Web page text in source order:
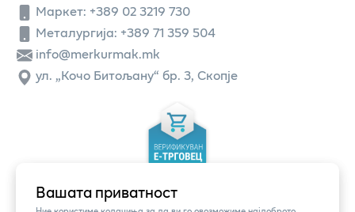
Вашата приватност
Маркет: +389 02 3219 730
Металургија: +389 71 359 504
info@merkurmak.mk
ул. „Кочо Битољану“ бр. 3, Скопје